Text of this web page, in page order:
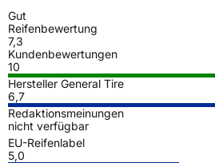
Gut
Reifenbewertung
7,3
Kundenbewertungen
10
Hersteller General Tire
6,7
Redaktionsmeinungen
nicht verfügbar
EU-Reifenlabel
5,0